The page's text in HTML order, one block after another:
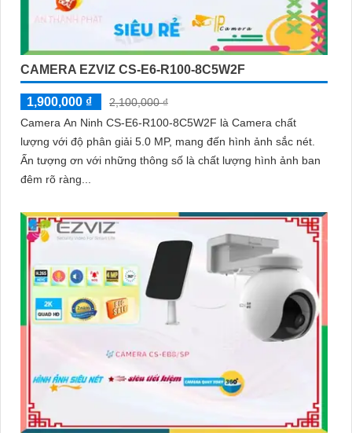
CAMERA EZVIZ CS-E6-R100-8C5W2F
1,900,000 ₫
2,100,000 ₫
Camera An Ninh CS-E6-R100-8C5W2F là Camera chất
lượng với độ phân giải 5.0 MP, mang đến hình ảnh sắc nét.
Ấn tượng ơn với những thông số là chất lượng hình ảnh ban
đêm rõ ràng...